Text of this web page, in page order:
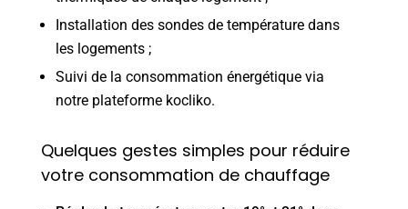
Installation des sondes de température dans
les logements ;
Suivi de la consommation énergétique via
notre plateforme kocliko.
Quelques gestes simples pour réduire
votre consommation de chauffage